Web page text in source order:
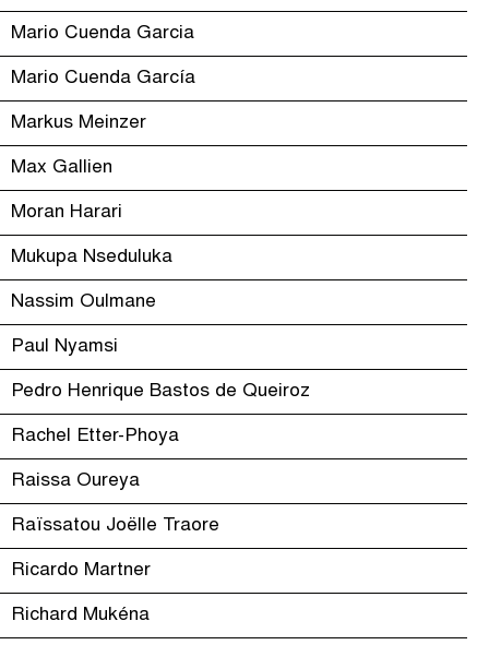
Mario Cuenda Garcia
Mario Cuenda García
Markus Meinzer
Max Gallien
Moran Harari
Mukupa Nseduluka
Nassim Oulmane
Paul Nyamsi
Pedro Henrique Bastos de Queiroz
Rachel Etter-Phoya
Raissa Oureya
Raïssatou Joëlle Traore
Ricardo Martner
Richard Mukéna